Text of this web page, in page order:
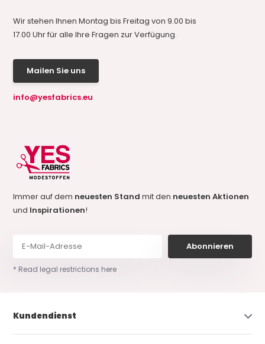
Wir stehen Ihnen Montag bis Freitag von 9.00 bis
17.00 Uhr für alle Ihre Fragen zur Verfügung.
Mailen Sie uns
info@yesfabrics.eu
Immer auf dem neuesten Standmit den neuesten Aktionen
und Inspirationen!
Abonnieren
* Read legal restrictions here
Kundendienst